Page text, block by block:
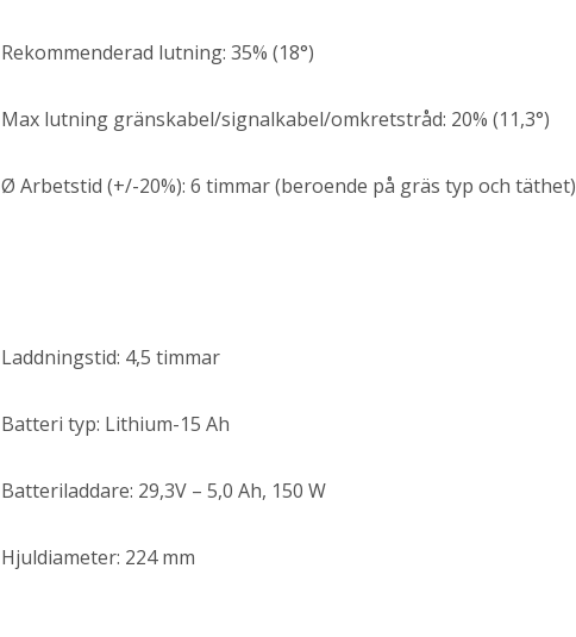
Rekommenderad lutning: 35% (18°)
Max lutning gränskabel/signalkabel/omkretstråd: 20% (11,3°)
Ø Arbetstid (+/-20%): 6 timmar (beroende på gräs typ och täthet)
Laddningstid: 4,5 timmar
Batteri typ: Lithium-15 Ah
Batteriladdare: 29,3V – 5,0 Ah, 150 W
Hjuldiameter: 224 mm